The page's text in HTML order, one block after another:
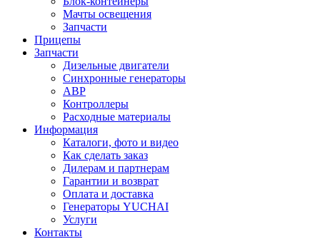
Мачты освещения
Запчасти
Прицепы
Запчасти
Дизельные двигатели
Синхронные генераторы
АВР
Контроллеры
Расходные материалы
Информация
Каталоги, фото и видео
Как сделать заказ
Дилерам и партнерам
Гарантии и возврат
Оплата и доставка
Генераторы YUCHAI
Услуги
Контакты